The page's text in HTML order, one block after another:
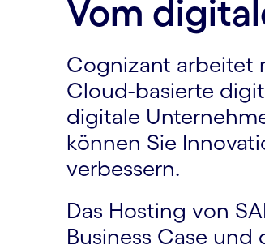
Vom
Cognizant arbeitet
Cloud-basierte
digitale
können Sie
verbessern.
Das Hosting von
Business Case